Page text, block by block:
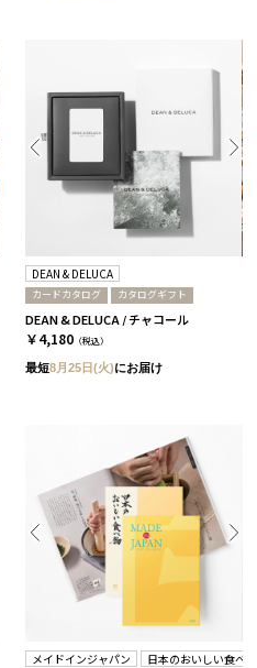
DEAN & DELUCA
カードカタログ カタログギフト
DEAN & DELUCA / チャコール
￥4,180 （税込）
最短8月25日(火)にお届け
メイドインジャパン 日本のおいしい食べ物